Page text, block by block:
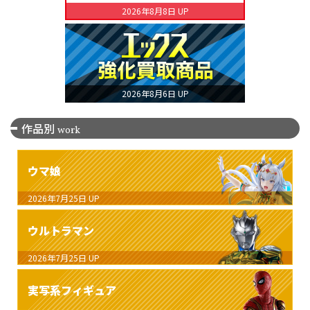
2026年8月8日 UP
2026年8月6日 UP
作品別 work
ウマ娘
2026年7月25日 UP
ウルトラマン
2026年7月25日 UP
実写系フィギュア